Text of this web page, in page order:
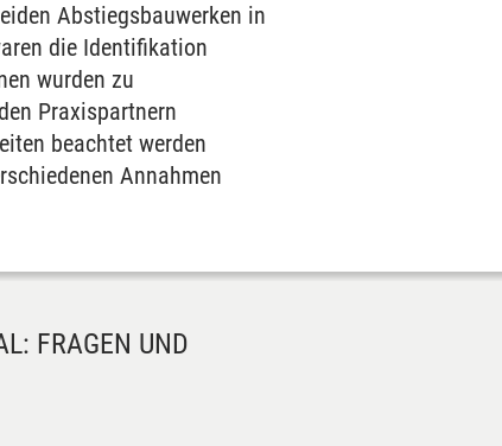
Abstiegsbauwerken in
die Identifikation
wurden zu
Praxispartnern
beachtet werden
Annahmen
FRAGEN UND